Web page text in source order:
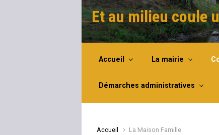
Et au milieu coule
Accueil La mairie
Démarches administratives
Accueil La Maison Famille